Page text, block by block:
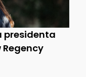
presidenta
Regency